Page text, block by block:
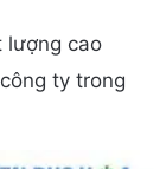
lượng cao
ty trong